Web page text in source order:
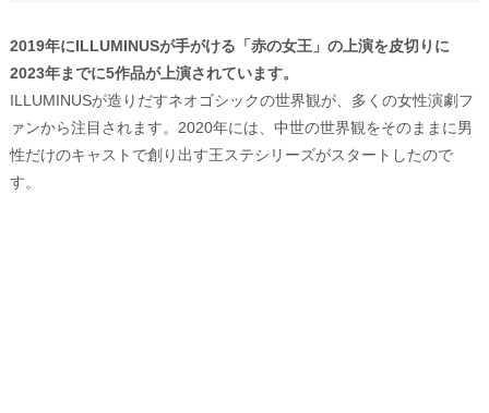
2019年にILLUMINUSが手がける「赤の女王」の上演を皮切りに
2023年までに5作品が上演されています。
ILLUMINUSが造りだすネオゴシックの世界観が、多くの女性演劇フ
ァンから注目されます。2020年には、中世の世界観をそのままに男
性だけのキャストで創り出す王ステシリーズがスタートしたので
す。